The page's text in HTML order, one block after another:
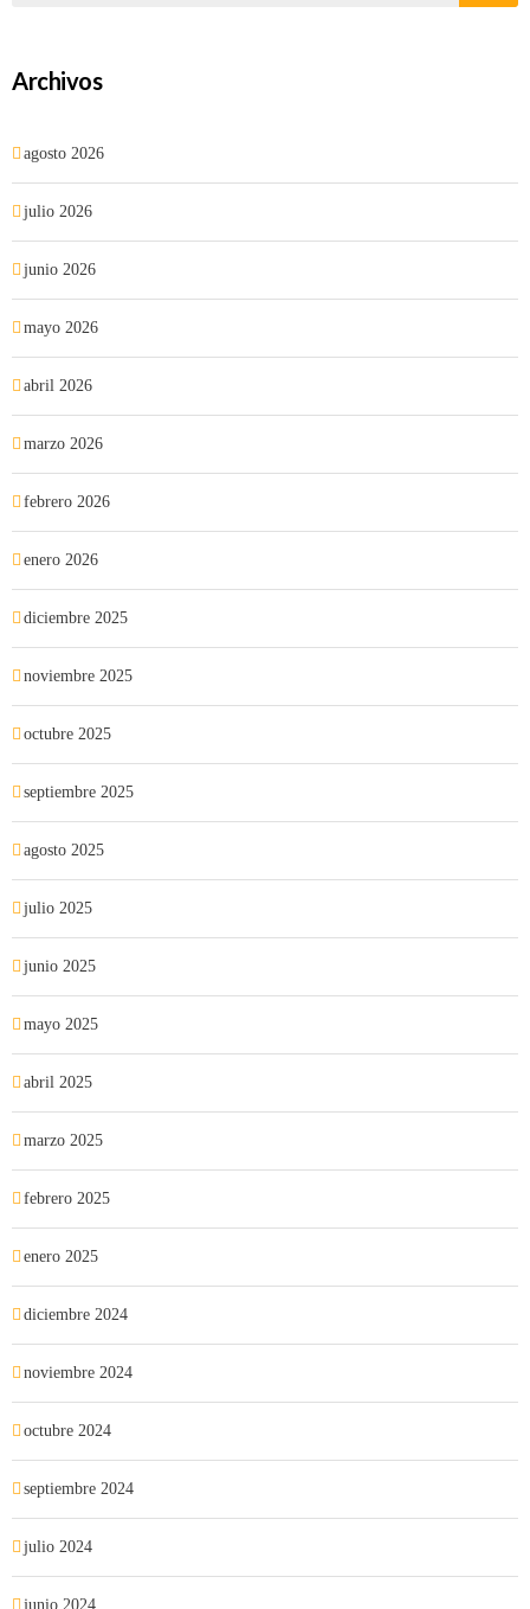
Archivos
agosto 2026
julio 2026
junio 2026
mayo 2026
abril 2026
marzo 2026
febrero 2026
enero 2026
diciembre 2025
noviembre 2025
octubre 2025
septiembre 2025
agosto 2025
julio 2025
junio 2025
mayo 2025
abril 2025
marzo 2025
febrero 2025
enero 2025
diciembre 2024
noviembre 2024
octubre 2024
septiembre 2024
julio 2024
junio 2024